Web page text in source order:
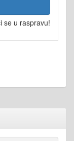
se u raspravu!